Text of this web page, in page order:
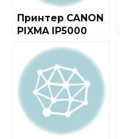
Принтер CANON
PIXMA IP5000